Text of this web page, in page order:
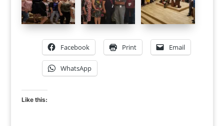
Facebook Print Email
WhatsApp
Like this: